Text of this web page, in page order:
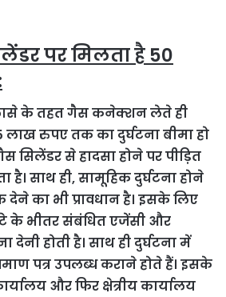
पर मिलता है 50
के तहत गैस कनेक्शन लेते ही
लाख रुपए तक का दुर्घटना बीमा हो
सिलेंडर से हादसा होने पर पीड़ित
साथ ही, सामूहिक दुर्घटना होने
का भी प्रावधान है। इसके लिए
के भीतर संबंधित एजेंसी और
होती है। साथ ही दुर्घटना में
पत्र उपलब्ध कराने होते हैं। इसके
और फिर क्षेत्रीय कार्यालय